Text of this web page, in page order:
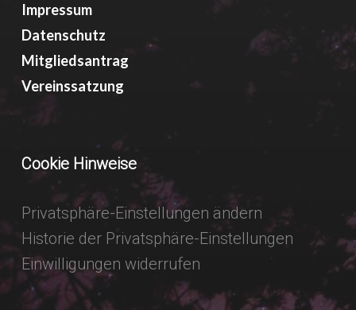
Impressum
Datenschutz
Mitgliedsantrag
Vereinssatzung
Cookie Hinweise
Privatsphäre-Einstellungen ändern
Historie der Privatsphäre-Einstellungen
Einwilligungen widerrufen